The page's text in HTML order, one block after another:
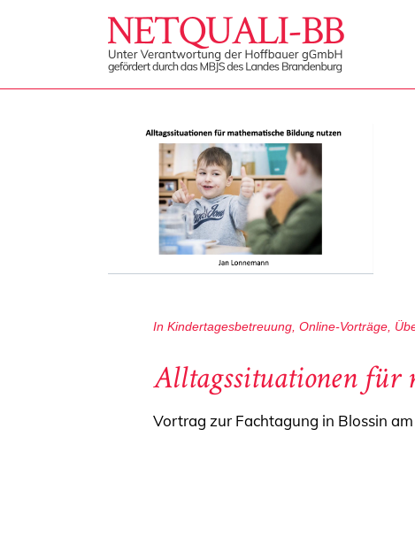
In Kindertagesbetreuung Online-Vorträge
Alltagssituationen für
Vortrag zur Fachtagung in Blossin